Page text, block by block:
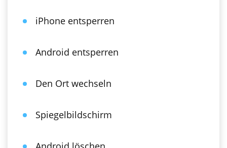
iPhone entsperren
Android entsperren
Den Ort wechseln
Spiegelbildschirm